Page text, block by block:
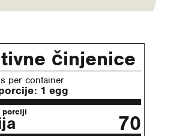
činjenice
per container
1 egg
porciji 70